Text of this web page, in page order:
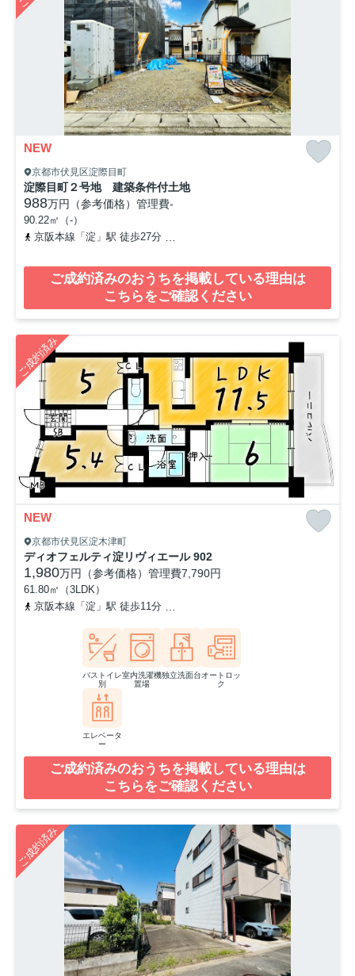
NEW
京都市伏見区淀際目町
淀際目町２号地 建築条件付土地
988万円（参考価格） 管理費-
90.22㎡（-）
京阪本線「淀」駅 徒歩27分
ご成約済みのおうちを掲載している理由は
こちらをご確認ください
ご成約済み
NEW
京都市伏見区淀木津町
ディオフェルティ淀リヴィエール 902
1,980万円（参考価格） 管理費7,790円
61.80㎡（3LDK）
京阪本線「淀」駅 徒歩11分
バストイレ
別
室内洗濯機
置場
独立洗面台オートロッ
ク
エレベータ
ー
ご成約済みのおうちを掲載している理由は
こちらをご確認ください
ご成約済み